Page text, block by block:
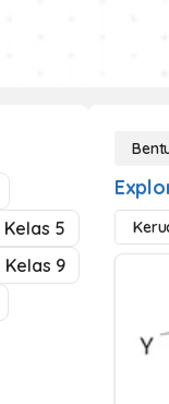
Kelas 5
Kelas 9